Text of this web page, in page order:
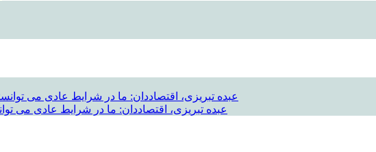
عبده تبریزی، اقتصاددان: ما در شرایط عادی می